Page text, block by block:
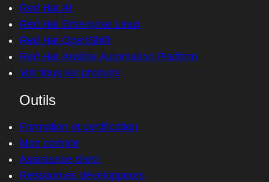
Red Hat AI
Red Hat Enterprise Linux
Red Hat OpenShift
Red Hat Ansible Automation Platform
Voir tous les produits
Outils
Formation et certification
Mon compte
Assistance client
Ressources développeurs